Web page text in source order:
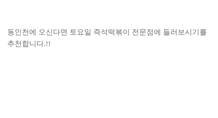
동인천에 오신다면 토요일 즉석떡볶이 전문점에 들러보시기를
추천합니다.!!